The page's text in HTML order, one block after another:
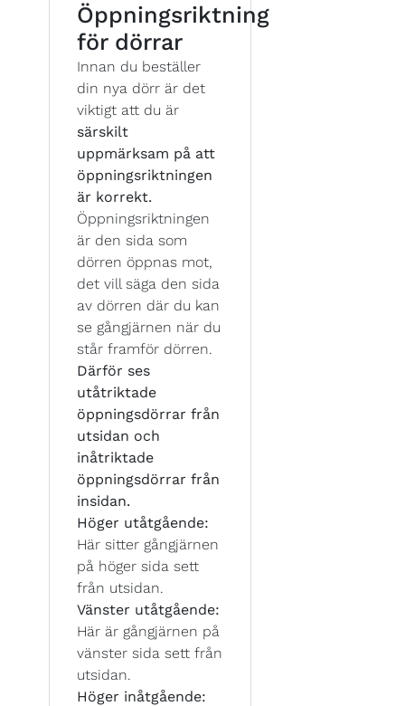
Öppningsriktning
för dörrar
Innan du beställer
din nya dörr är det
viktigt att du är
särskilt
uppmärksam på att
öppningsriktningen
är korrekt.
Öppningsriktningen
är den sida som
dörren öppnas mot,
det vill säga den sida
av dörren där du kan
se gångjärnen när du
står framför dörren.
Därför ses
utåtriktade
öppningsdörrar från
utsidan och
inåtriktade
öppningsdörrar från
insidan.
Höger utåtgående:
Här sitter gångjärnen
på höger sida sett
från utsidan.
Vänster utåtgående:
Här är gångjärnen på
vänster sida sett från
utsidan.
Höger inåtgående: